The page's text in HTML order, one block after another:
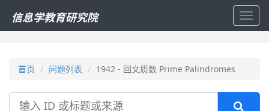
信息学教育研究院
首页 问题列表 1942 - 回文质数 Prime Palindromes
搜